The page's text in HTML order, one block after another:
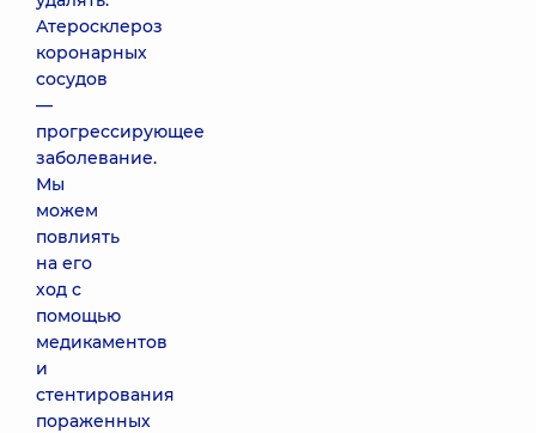
Атеросклероз
коронарных
сосудов
—
прогрессирующее
заболевание.
Мы
можем
повлиять
на его
ход с
помощью
медикаментов
и
стентирования
пораженных